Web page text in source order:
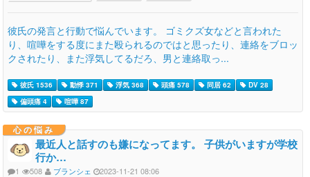
彼氏の発言と行動で悩んでいます。 ゴミクズ女などと言われた
り、喧嘩をする度にまた殴られるのではと思ったり、連絡をブロッ
クされたり、また浮気してるだろ、男と連絡取っ...
彼氏 1536 動悸 371 浮気 368 頭痛 578 同居 62
DV 28
偏頭痛 4
喧嘩 87
心の悩み
最近人と話すのも嫌になってます。 子供がいますが学校
行か…
1 508 ブランシェ 2023-11-21 08:06